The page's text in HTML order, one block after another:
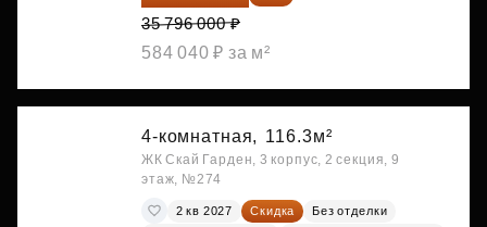
35 796 000 ₽
584 040 ₽ за м²
4-комнатная, 116.3м²
ЖК Скай Гарден, 3 корпус, 2 секция, 9
этаж, №274
2 кв 2027 Скидка
Без отделки